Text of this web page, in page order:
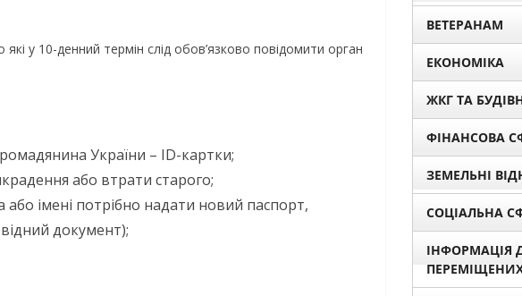
у 10-денний термін слід обов’язково повідомити орган
України – ID-картки;
або втрати старого;
або імені потрібно надати новий паспорт,
документ);
ВЕТЕРАНАМ
ЕКОНОМІКА
ЖКГ ТА
ФІНАНСОВА
ЗЕМЕЛЬНІ
СОЦІАЛЬНА
ІНФОРМАЦІЯ